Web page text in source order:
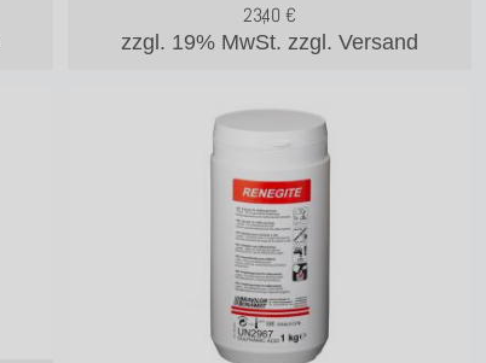
zzgl. 19% MwSt. zzgl. Versand
23,40 €